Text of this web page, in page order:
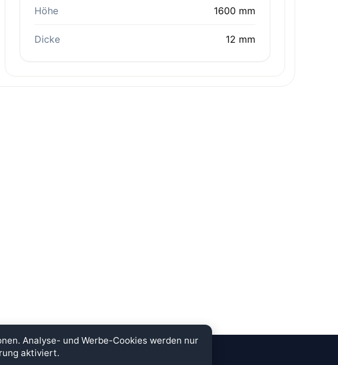
Höhe 1600 mm
Dicke 12 mm
Analyse- und Werbe-Cookies werden nur
aktiviert.